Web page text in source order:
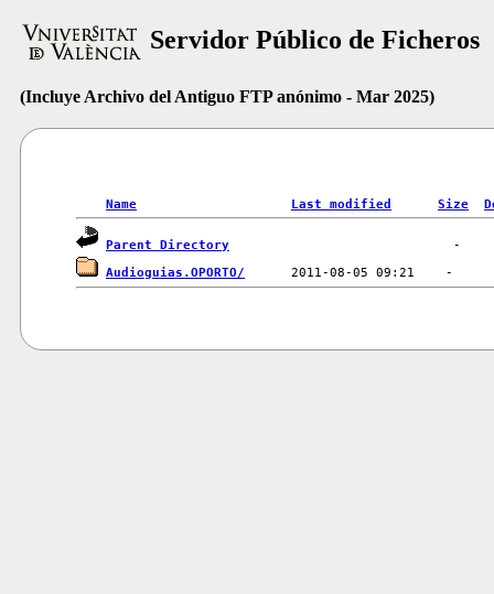
Servidor Público de Ficheros
(Incluye Archivo del Antiguo FTP anónimo - Mar 2025)
Name Last modified Size
Parent Directory
Audioguias.OPORTO/